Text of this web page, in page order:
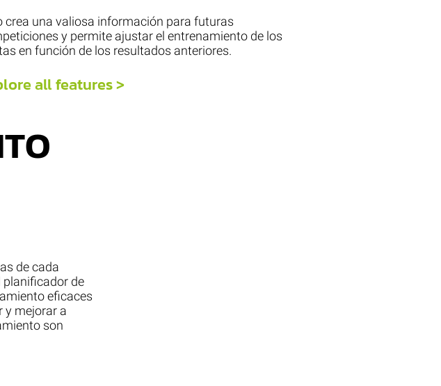
crea una valiosa información para futuras
y permite ajustar el entrenamiento de los
en función de los resultados anteriores.
all features >
de cada
planificador de
eficaces
y mejorar a
son